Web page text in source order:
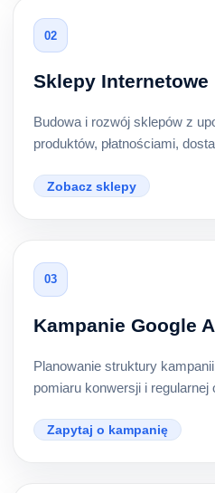
02
Sklepy Internetowe
Budowa i rozwój sklepów z
produktów, płatnościami,
Zobacz sklepy
03
Kampanie Google
Planowanie struktury
pomiaru konwersji i regularnej
Zapytaj o kampanię